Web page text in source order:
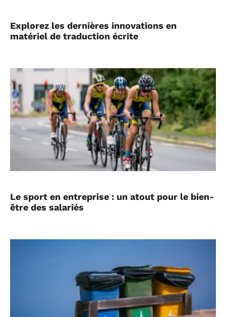
Explorez les dernières innovations en
matériel de traduction écrite
Le sport en entreprise : un atout pour le bien-
être des salariés